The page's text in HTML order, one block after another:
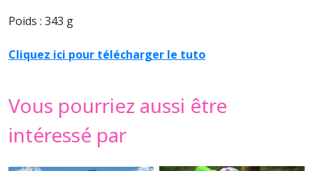
Poids : 343 g
Cliquez ici pour télécharger le tuto
Vous pourriez aussi être
intéressé par